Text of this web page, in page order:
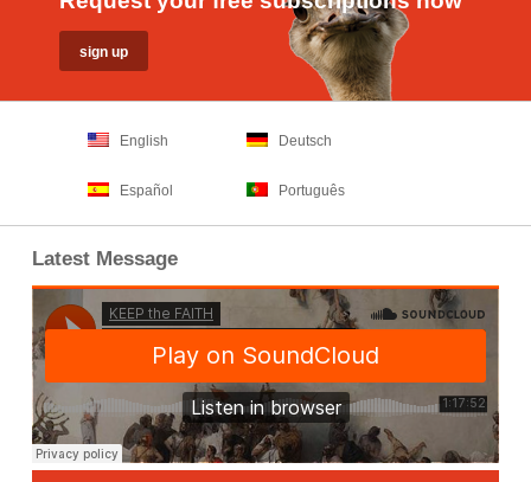
English Deutsch
Español Português
Latest Message